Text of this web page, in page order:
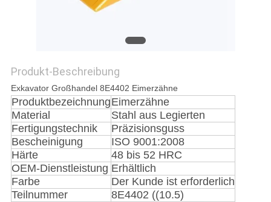
Produkt-Beschreibung
Exkavator Großhandel 8E4402 Eimerzähne
ProduktbezeichnungEimerzähne
Material
Stahl aus Legierten
Fertigungstechnik
Präzisionsguss
Bescheinigung
ISO 9001:2008
Härte
48 bis 52 HRC
OEM-Dienstleistung Erhältlich
Farbe
Der Kunde ist erforderlich
Teilnummer
8E4402 ((10.5)